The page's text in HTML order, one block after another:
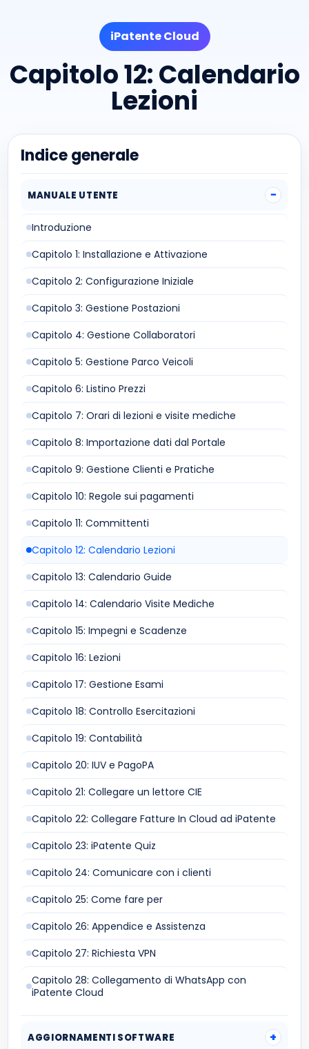
iPatente Cloud
Capitolo 12: Calendario
Lezioni
Indice generale
MANUALE UTENTE
Introduzione
Capitolo 1: Installazione e Attivazione
Capitolo 2: Configurazione Iniziale
Capitolo 3: Gestione Postazioni
Capitolo 4: Gestione Collaboratori
Capitolo 5: Gestione Parco Veicoli
Capitolo 6: Listino Prezzi
Capitolo 7: Orari di lezioni e visite mediche
Capitolo 8: Importazione dati dal Portale
Capitolo 9: Gestione Clienti e Pratiche
Capitolo 10: Regole sui pagamenti
Capitolo 11: Committenti
Capitolo 12: Calendario Lezioni
Capitolo 13: Calendario Guide
Capitolo 14: Calendario Visite Mediche
Capitolo 15: Impegni e Scadenze
Capitolo 16: Lezioni
Capitolo 17: Gestione Esami
Capitolo 18: Controllo Esercitazioni
Capitolo 19: Contabilità
Capitolo 20: IUV e PagoPA
Capitolo 21: Collegare un lettore CIE
Capitolo 22: Collegare Fatture In Cloud ad iPatente
Capitolo 23: iPatente Quiz
Capitolo 24: Comunicare con i clienti
Capitolo 25: Come fare per
Capitolo 26: Appendice e Assistenza
Capitolo 27: Richiesta VPN
Capitolo 28: Collegamento di WhatsApp con
iPatente Cloud
AGGIORNAMENTI SOFTWARE